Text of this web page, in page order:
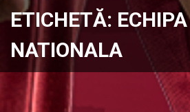
ETICHETĂ: ECHIPA
NATIONALA